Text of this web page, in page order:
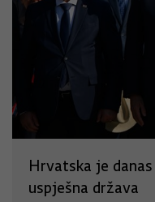
Hrvatska je
uspješna država